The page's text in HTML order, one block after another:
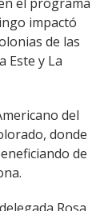
impactó
de las
Este y La
del
donde
de